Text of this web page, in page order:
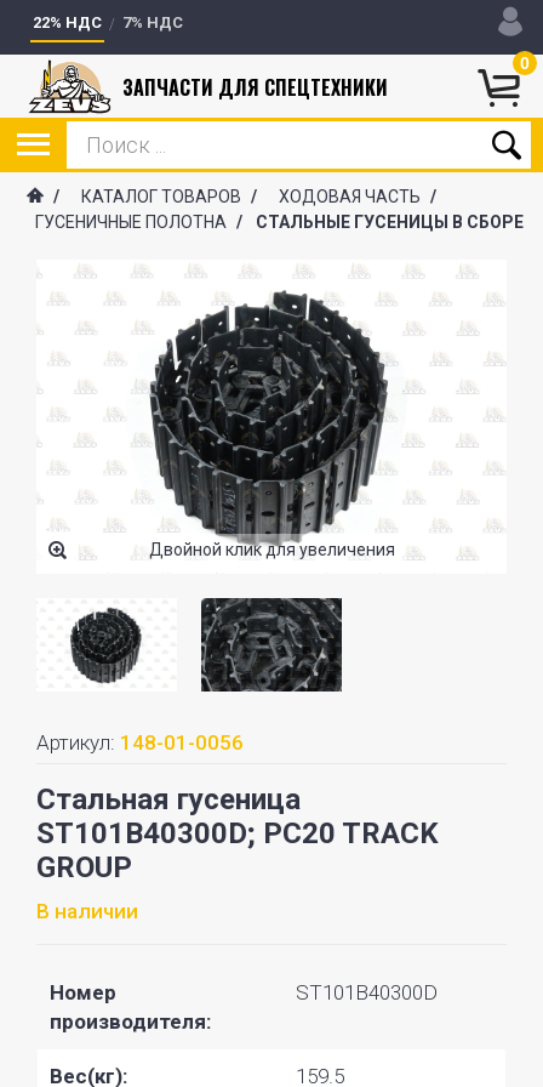
22% НДС 7% НДС
0
ЗАПЧАСТИ ДЛЯ СПЕЦТЕХНИКИ
/ КАТАЛОГ ТОВАРОВ / ХОДОВАЯ ЧАСТЬ /
ГУСЕНИЧНЫЕ ПОЛОТНА / СТАЛЬНЫЕ ГУСЕНИЦЫ В СБОРЕ
Двойной клик для увеличения
Артикул: 148-01-0056
Стальная гусеница
ST101B40300D; PC20 TRACK
GROUP
В наличии
Номер
производителя:
ST101B40300D
Вес(кг): 159.5